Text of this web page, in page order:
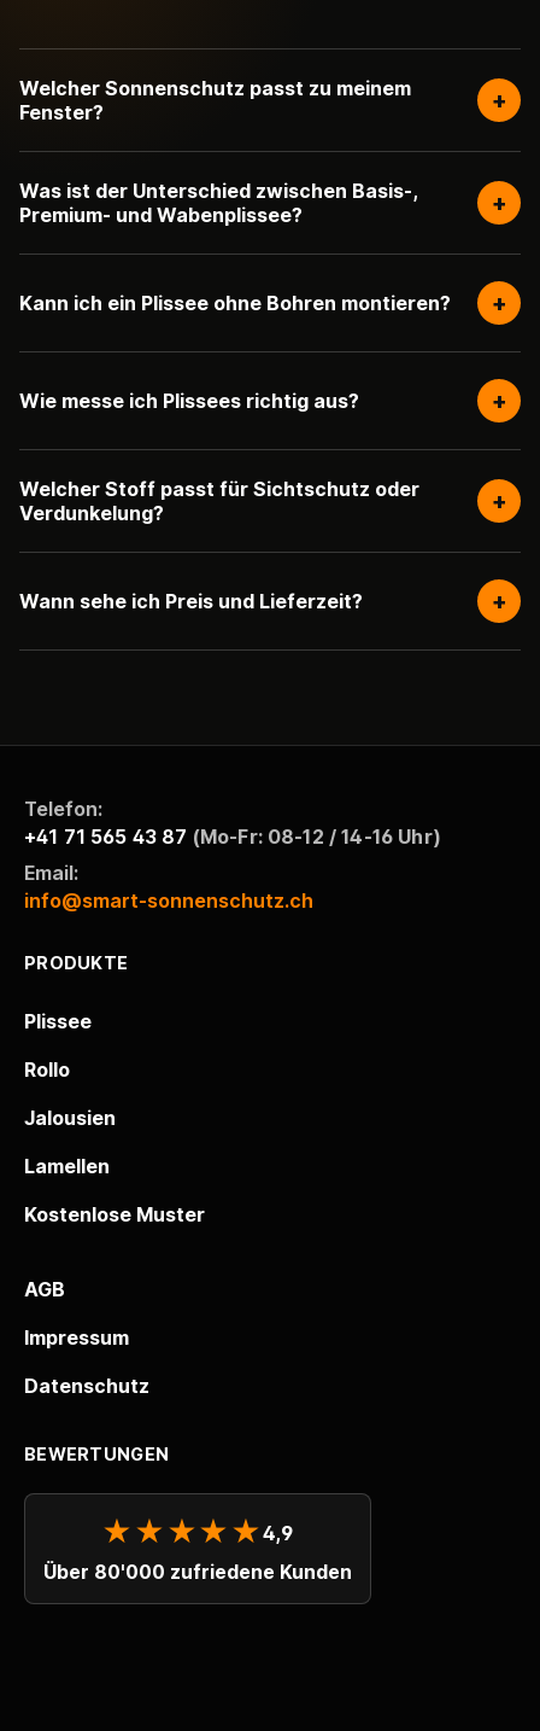
Welcher Sonnenschutz passt zu meinem
Fenster?
+
Was ist der Unterschied zwischen Basis-,
Premium- und Wabenplissee?
+
Kann ich ein Plissee ohne Bohren montieren? +
Wie messe ich Plissees richtig aus? +
Welcher Stoff passt für Sichtschutz oder
Verdunkelung?
+
Wann sehe ich Preis und Lieferzeit? +
Telefon:
+41 71 565 43 87 (Mo-Fr: 08-12 / 14-16 Uhr)
Email:
info@smart-sonnenschutz.ch
PRODUKTE
Plissee
Rollo
Jalousien
Lamellen
Kostenlose Muster
AGB
Impressum
Datenschutz
BEWERTUNGEN
★★★★★4,9
Über 80'000 zufriedene Kunden